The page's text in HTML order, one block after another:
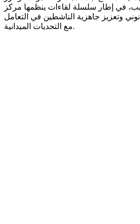
في إطار سلسلة لقاءات ينظمها مركز
وتعزيز جاهزية الناشطين في التعامل
مع التحديات الميدانية.